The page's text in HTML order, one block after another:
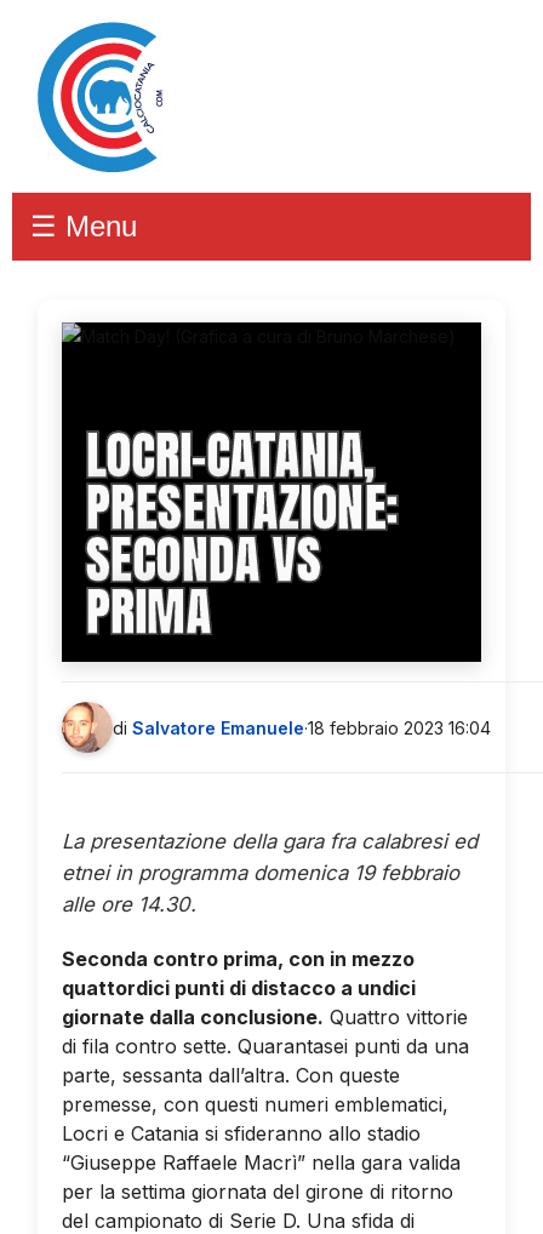
☰ Menu
LOCRI-CATANIA,
PRESENTAZIONE:
SECONDA VS
PRIMA
di Salvatore Emanuele·18 febbraio 2023 16:04
La presentazione della gara fra calabresi ed
etnei in programma domenica 19 febbraio
alle ore 14.30.
Seconda contro prima, con in mezzo
quattordici punti di distacco a undici
giornate dalla conclusione. Quattro vittorie
di fila contro sette. Quarantasei punti da una
parte, sessanta dall’altra. Con queste
premesse, con questi numeri emblematici,
Locri e Catania si sfideranno allo stadio
“Giuseppe Raffaele Macrì” nella gara valida
per la settima giornata del girone di ritorno
del campionato di Serie D. Una sfida di